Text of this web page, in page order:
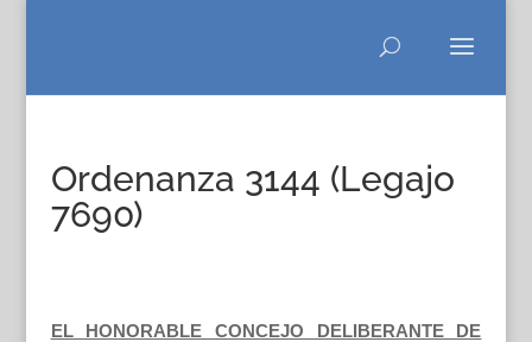
Ordenanza 3144 (Legajo
7690)
EL HONORABLE CONCEJO DELIBERANTE DE